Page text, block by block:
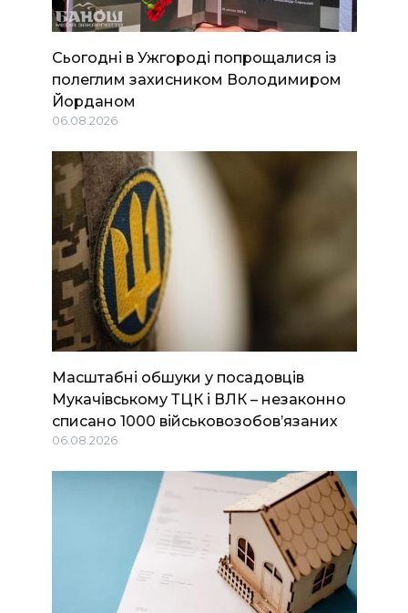
Сьогодні в Ужгороді попрощалися із
полеглим захисником Володимиром
Йорданом
06.08.2026
Масштабні обшуки у посадовців
Мукачівському ТЦК і ВЛК – незаконно
списано 1000 військовозобов’язаних
06.08.2026